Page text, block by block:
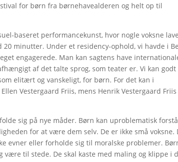
for børn fra børnehavealderen og helt op til
baseret performancekunst, hvor nogle voksne
minutter. Under et residency-ophold, vi havde i
engagerede. Man kan sagtens have
af det talte sprog, som teater er. Vi kan godt
elitært og vanskeligt, for børn. For det kan i
Vestergaard Friis, mens Henrik Vestergaard Friis
sig på nye måder. Børn kan uproblematisk forstå
for at være dem selv. De er ikke små voksne.
evner eller forholde sig til moralske problemer.
være til stede. De skal kaste med maling og klippe i